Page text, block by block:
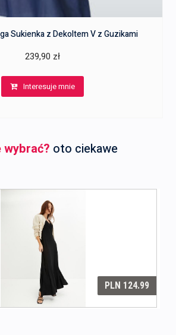
Sukienka z Dekoltem V z Guzikami
239,90 zł
Interesuje mnie
oto ciekawe